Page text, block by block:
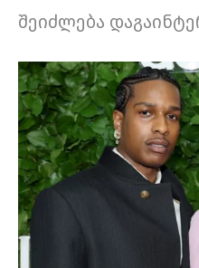
შეიძლება